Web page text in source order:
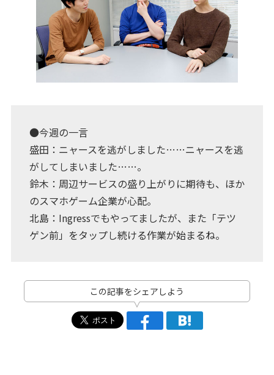
●今週の一言
盛田：ニャースを逃がしました……ニャースを逃
がしてしまいました……。
鈴木：周辺サービスの盛り上がりに期待も、ほか
のスマホゲーム企業が心配。
北島：Ingressでもやってましたが、また「テツ
ゲン前」をタップし続ける作業が始まるね。
この記事をシェアしよう